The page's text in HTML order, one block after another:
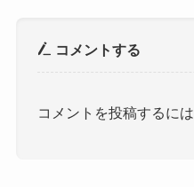
コメントする
コメントを投稿するには